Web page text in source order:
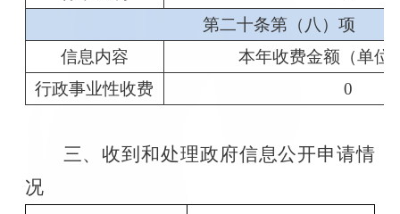
第二十条第（八）项
信息内容
本年收费金额（单位
行政事业性收费
0
三、收到和处理政府信息公开申请情
况